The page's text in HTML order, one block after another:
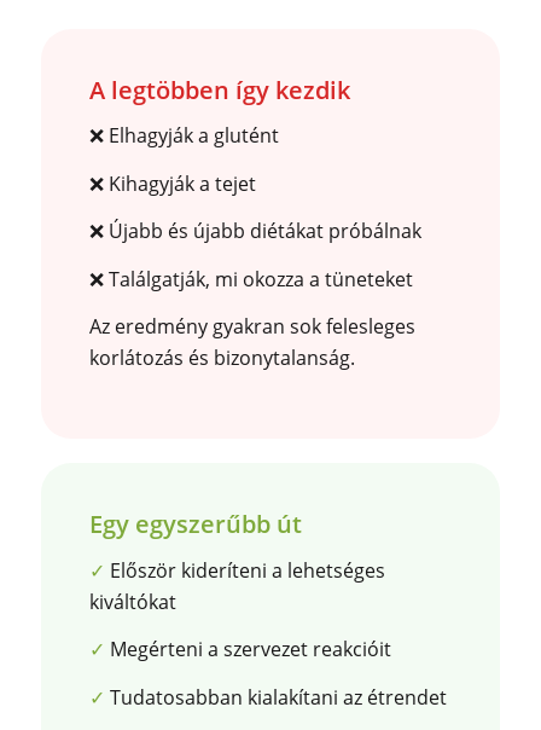
A legtöbben így kezdik
❌ Elhagyják a glutént
❌ Kihagyják a tejet
❌ Újabb és újabb diétákat próbálnak
❌ Találgatják, mi okozza a tüneteket
Az eredmény gyakran sok felesleges
korlátozás és bizonytalanság.
Egy egyszerűbb út
✓ Először kideríteni a lehetséges
kiváltókat
✓ Megérteni a szervezet reakcióit
✓ Tudatosabban kialakítani az étrendet